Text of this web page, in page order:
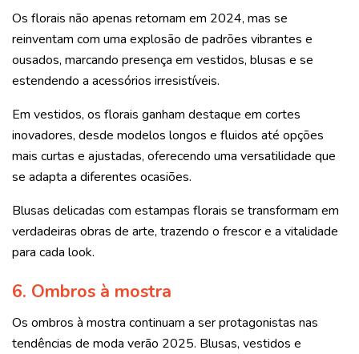
Os florais não apenas retornam em 2024, mas se
reinventam com uma explosão de padrões vibrantes e
ousados, marcando presença em vestidos, blusas e se
estendendo a acessórios irresistíveis.
Em vestidos, os florais ganham destaque em cortes
inovadores, desde modelos longos e fluidos até opções
mais curtas e ajustadas, oferecendo uma versatilidade que
se adapta a diferentes ocasiões.
Blusas delicadas com estampas florais se transformam em
verdadeiras obras de arte, trazendo o frescor e a vitalidade
para cada look.
6. Ombros à mostra
Os ombros à mostra continuam a ser protagonistas nas
tendências de moda verão 2025. Blusas, vestidos e